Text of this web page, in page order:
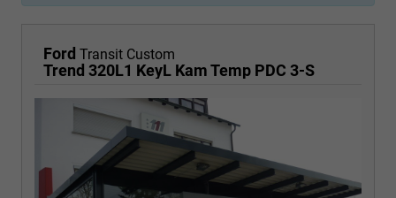
Ford Transit Custom
Trend 320L1 KeyL Kam Temp PDC 3-S